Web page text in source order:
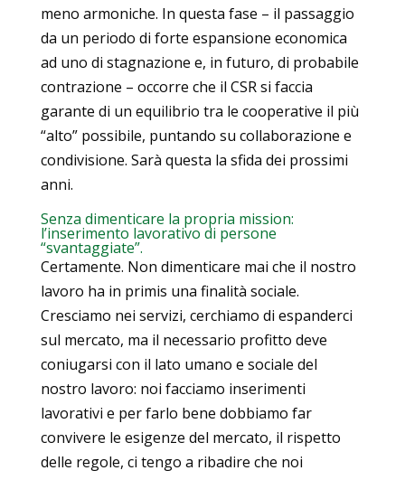
meno armoniche. In questa fase – il passaggio
da un periodo di forte espansione economica
ad uno di stagnazione e, in futuro, di probabile
contrazione – occorre che il CSR si faccia
garante di un equilibrio tra le cooperative il più
“alto” possibile, puntando su collaborazione e
condivisione. Sarà questa la sfida dei prossimi
anni.
Senza dimenticare la propria mission:
l’inserimento lavorativo di persone
“svantaggiate”.
Certamente. Non dimenticare mai che il nostro
lavoro ha in primis una finalità sociale.
Cresciamo nei servizi, cerchiamo di espanderci
sul mercato, ma il necessario profitto deve
coniugarsi con il lato umano e sociale del
nostro lavoro: noi facciamo inserimenti
lavorativi e per farlo bene dobbiamo far
convivere le esigenze del mercato, il rispetto
delle regole, ci tengo a ribadire che noi